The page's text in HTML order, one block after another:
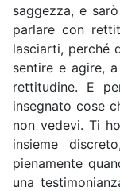
saggezza, e
parlare con
lasciarti, perché
sentire e agire,
rettitudine. E
insegnato cose
non vedevi. Ti
insieme
pienamente
una